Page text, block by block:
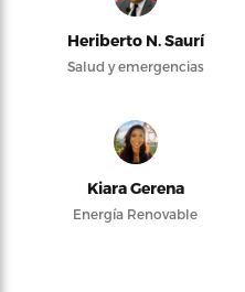
Heriberto N. Saurí
Salud y emergencias
Kiara Gerena
Energía Renovable